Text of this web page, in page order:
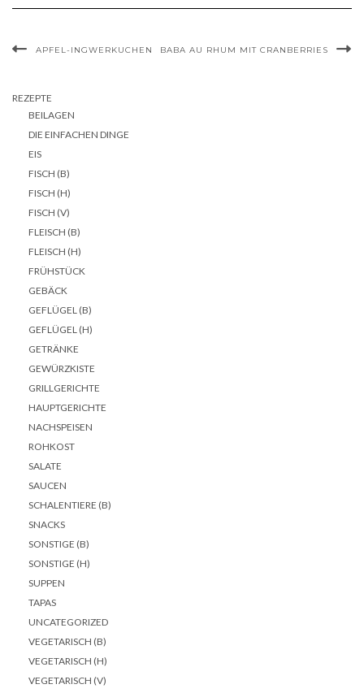
APFEL-INGWERKUCHEN BABA AU RHUM MIT CRANBERRIES
REZEPTE
BEILAGEN
DIE EINFACHEN DINGE
EIS
FISCH (B)
FISCH (H)
FISCH (V)
FLEISCH (B)
FLEISCH (H)
FRÜHSTÜCK
GEBÄCK
GEFLÜGEL (B)
GEFLÜGEL (H)
GETRÄNKE
GEWÜRZKISTE
GRILLGERICHTE
HAUPTGERICHTE
NACHSPEISEN
ROHKOST
SALATE
SAUCEN
SCHALENTIERE (B)
SNACKS
SONSTIGE (B)
SONSTIGE (H)
SUPPEN
TAPAS
UNCATEGORIZED
VEGETARISCH (B)
VEGETARISCH (H)
VEGETARISCH (V)